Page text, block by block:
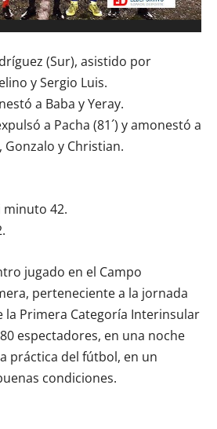
(Sur), asistido por
y Sergio Luis.
a Baba y Yeray.
a Pacha (81´) y amonestó a
Gonzalo y Christian.
minuto 42.
jugado en el Campo
perteneciente a la jornada
la Primera Categoría Interinsular
espectadores, en una noche
práctica del fútbol, en un
condiciones.